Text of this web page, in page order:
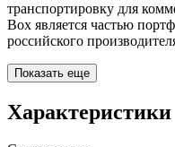
транспортировку для
Box является частью
российского
Показать еще
Характеристики